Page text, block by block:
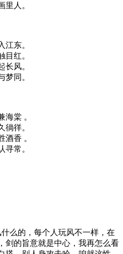
里人。
江东。
目红。
长风。
梦同。
海棠 。
徜徉。
酒香 。
寻常 。
么的，每个人玩风不一样，在
剑的旨意就是中心，我再怎么看